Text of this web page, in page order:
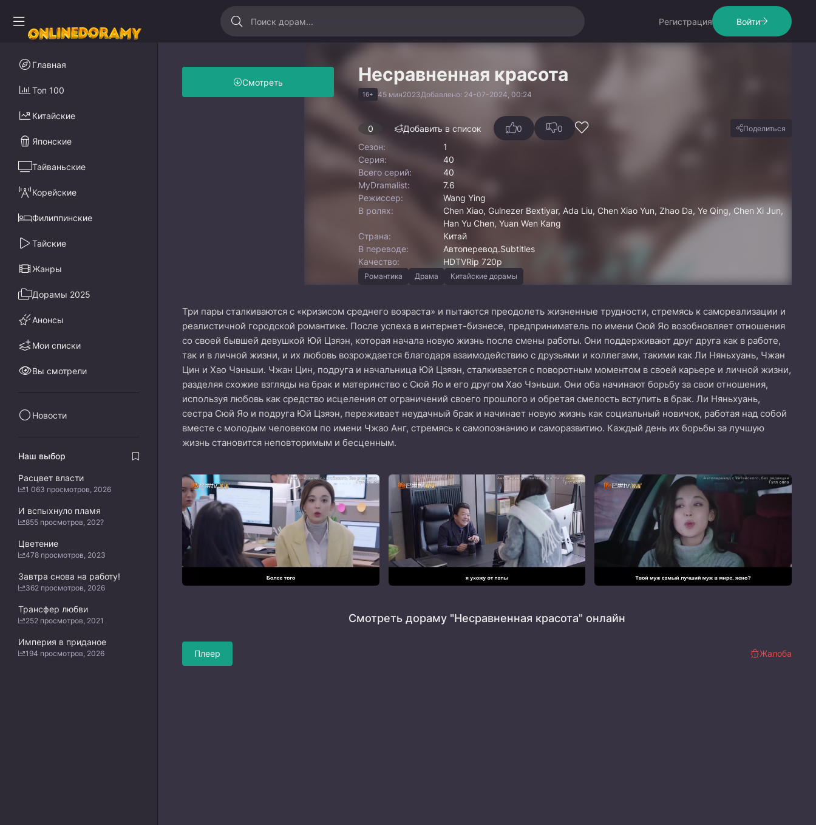
Регистрация Войти
Несравненная красота
16+ 45 мин2023Добавлено: 24-07-2024, 00:24
Смотреть
0 Добавить в список 0 0 Поделиться
Сезон:
1
Серия:
40
Всего серий:
40
MyDramalist:
7.6
Режиссер:
Wang Ying
В ролях:
Chen Xiao, Gulnezer Bextiyar, Ada Liu, Chen Xiao Yun, Zhao Da, Ye Qing, Chen Xi Jun,
Han Yu Chen, Yuan Wen Kang
Страна:
Китай
В переводе:
Автоперевод.Subtitles
Качество:
HDTVRip 720p
Романтика Драма Китайские дорамы
Три пары сталкиваются с «кризисом среднего возраста» и пытаются преодолеть жизненные трудности, стремясь к самореализации и
реалистичной городской романтике. После успеха в интернет-бизнесе, предприниматель по имени Сюй Яо возобновляет отношения
со своей бывшей девушкой Юй Цзяэн, которая начала новую жизнь после смены работы. Они поддерживают друг друга как в работе,
так и в личной жизни, и их любовь возрождается благодаря взаимодействию с друзьями и коллегами, такими как Ли Няньхуань, Чжан
Цин и Хао Чэньши. Чжан Цин, подруга и начальница Юй Цзяэн, сталкивается с поворотным моментом в своей карьере и личной жизни,
разделяя схожие взгляды на брак и материнство с Сюй Яо и его другом Хао Чэньши. Они оба начинают борьбу за свои отношения,
используя любовь как средство исцеления от ограничений своего прошлого и обретая смелость вступить в брак. Ли Няньхуань,
сестра Сюй Яо и подруга Юй Цзяэн, переживает неудачный брак и начинает новую жизнь как социальный новичок, работая над собой
вместе с молодым человеком по имени Чжао Анг, стремясь к самопознанию и саморазвитию. Каждый день их борьбы за лучшую
жизнь становится неповторимым и бесценным.
Смотреть дораму "Несравненная красота" онлайн
Плеер Жалоба
Главная
Топ 100
Китайские
Японские
Тайваньские
Корейские
Филиппинские
Тайские
Жанры
Дорамы 2025
Анонсы
Мои списки
Вы смотрели
Новости
Наш выбор
Расцвет власти
1 063 просмотров, 2026
И вспыхнуло пламя
855 просмотров, 202?
Цветение
478 просмотров, 2023
Завтра снова на работу!
362 просмотров, 2026
Трансфер любви
252 просмотров, 2021
Империя в приданое
194 просмотров, 2026